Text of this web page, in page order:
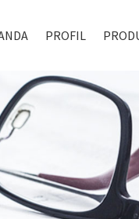
PROFIL